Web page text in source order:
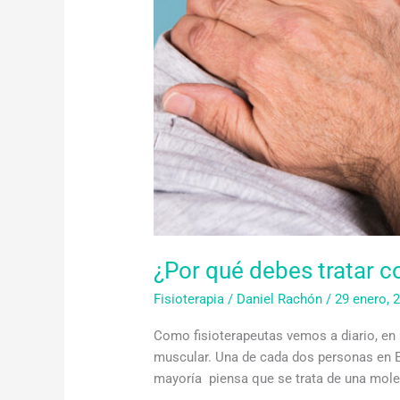
¿Por qué debes tratar
Fisioterapia / Daniel Rachón/29 enero,
Como fisioterapeutas vemos a diario,
muscular. Una de cada dos personas
mayoría piensa que se trata de una
fisioterapia
una
contractura?